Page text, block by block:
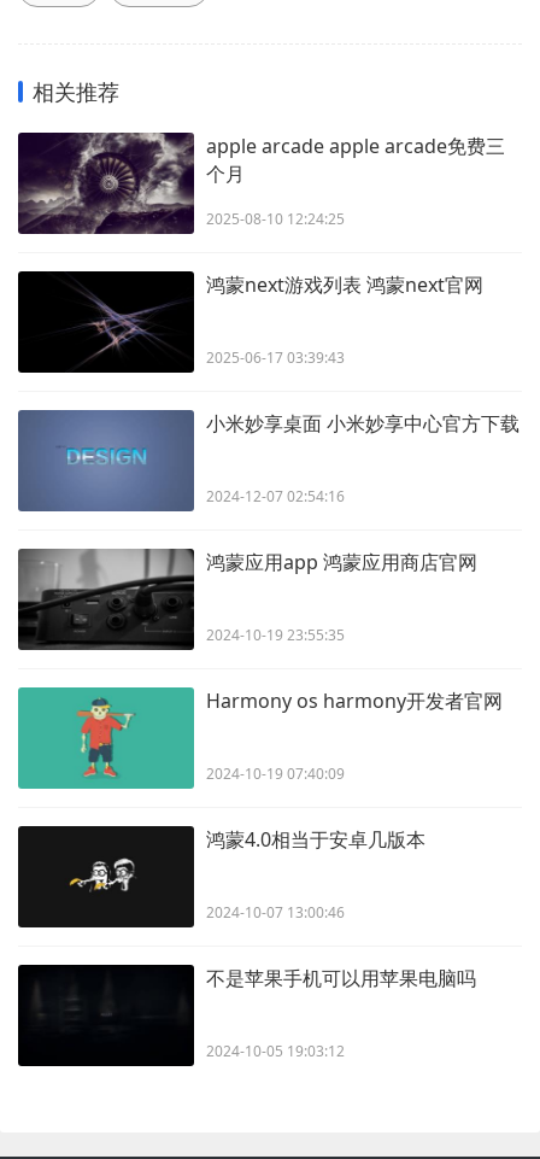
相关推荐
apple arcade apple arcade免费三
个月
2025-08-10 12:24:25
鸿蒙next游戏列表 鸿蒙next官网
2025-06-17 03:39:43
小米妙享桌面 小米妙享中心官方下载
2024-12-07 02:54:16
鸿蒙应用app 鸿蒙应用商店官网
2024-10-19 23:55:35
Harmony os harmony开发者官网
2024-10-19 07:40:09
鸿蒙4.0相当于安卓几版本
2024-10-07 13:00:46
不是苹果手机可以用苹果电脑吗
2024-10-05 19:03:12